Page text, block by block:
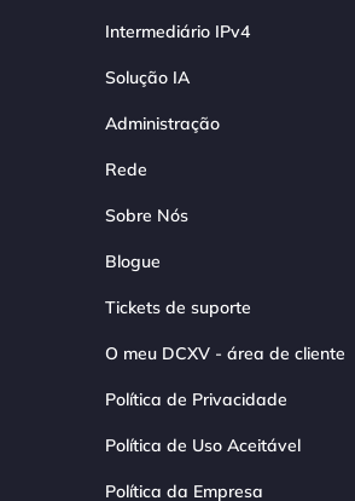
Intermediário IPv4
Solução IA
Administração
Rede
Sobre Nós
Blogue
Tickets de suporte
O meu DCXV - área de cliente
Política de Privacidade
Política de Uso Aceitável
Política da Empresa